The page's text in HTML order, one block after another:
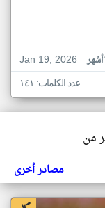
Jan 19, 2026
عدد الكلمات: ١٤١
من
مصادر أخرى